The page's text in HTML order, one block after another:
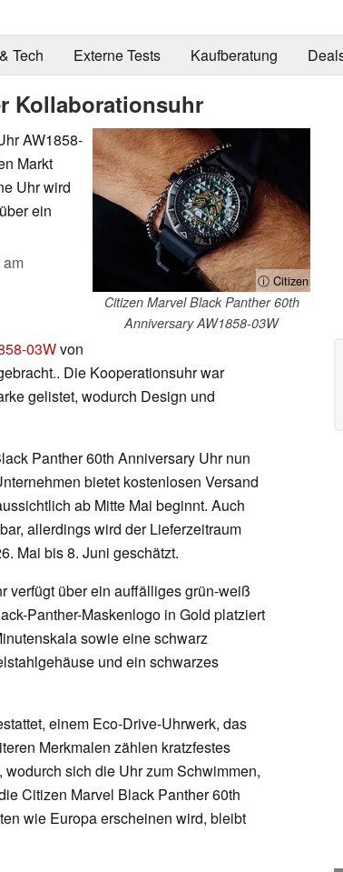
Tech Externe Tests Kaufberatung
Kollaborationsuhr
ⓘ Citizen
Citizen Marvel Black Panther 60th
Anniversary AW1858-03W
AW1858-
Markt
Uhr wird
ein
03Wvon
Die Kooperationsuhr war
gelistet, wodurch Design und
Panther 60th Anniversary Uhr nun
bietet kostenlosen Versand
ab Mitte Mai beginnt. Auch
allerdings wird der Lieferzeitraum
Mai bis 8. Juni geschätzt.
verfügt über ein auffälliges grün-weiß
Panther-Maskenlogo in Gold platziert
sowie eine schwarz
und ein schwarzes
einem Eco-Drive-Uhrwerk, das
Merkmalen zählen kratzfestes
sich die Uhr zum Schwimmen,
Citizen Marvel Black Panther 60th
wie Europa erscheinen wird, bleibt